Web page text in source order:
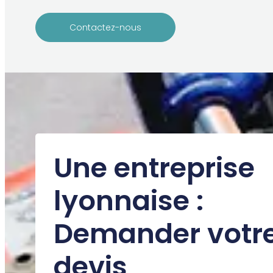
Contactez-nous
Une entreprise
lyonnaise :
Demander